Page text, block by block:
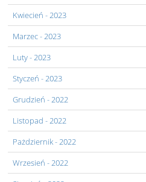
Kwiecień - 2023
Marzec- 2023
Luty- 2023
Styczeń - 2023
Grudzień - 2022
Listopad - 2022
Pażdziernik- 2022
Wrzesień - 2022